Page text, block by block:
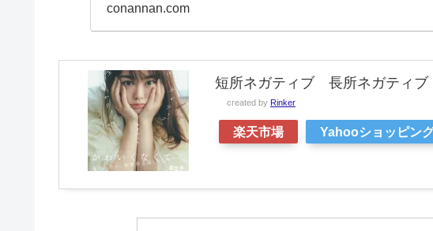
conannan.com
短所ネガティブ 長所ネガティブ
created by Rinker
楽天市場 Yahooショッピン